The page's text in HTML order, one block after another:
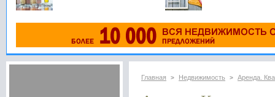
Главная > Недвижимость > Аренда.